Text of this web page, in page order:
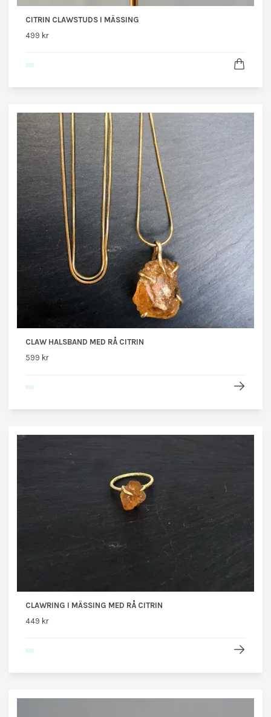
CITRIN CLAWSTUDS I MÄSSING
499 kr
CLAW HALSBAND MED RÅ CITRIN
599 kr
CLAWRING I MÄSSING MED RÅ CITRIN
449 kr